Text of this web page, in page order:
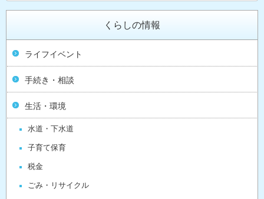
くらしの情報
ライフイベント
手続き・相談
生活・環境
水道・下水道
子育て保育
税金
ごみ・リサイクル